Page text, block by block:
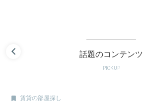
話題のコンテンツ
PICKUP
 賃貸の部屋探し